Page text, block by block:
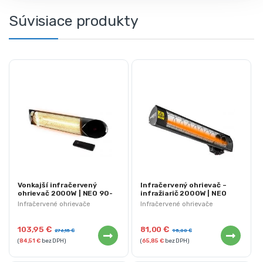
Súvisiace produkty
Infračervené ohrievače
Vonkajší infračervený
ohrievač 2000W | NEO 90-
039
103,95€ 276,15€
(84,51€bez DPH)
Infračervené ohrievače
Infračervený ohrievač –
infražiarič 2000W | NEO
90-031
81,00€ 95,00€
(65,85€bez DPH)